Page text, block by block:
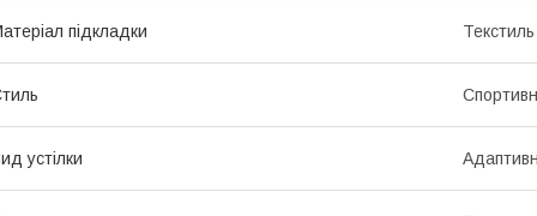
підкладки Текстиль
устілки